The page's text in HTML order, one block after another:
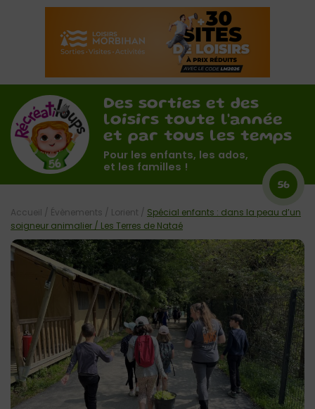
Des sorties et des
loisirs toute l'année
et par tous les temps
Pour les enfants, les ados,
et les familles !
56
Accueil / Évènements / Lorient / Spécial enfants : dans la peau d’un
soigneur animalier / Les Terres de Nataé